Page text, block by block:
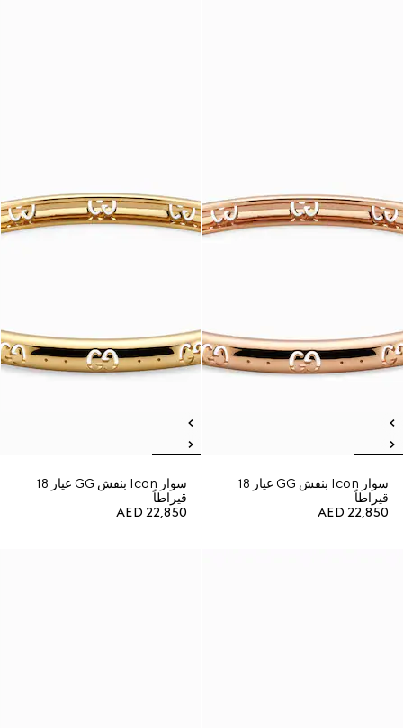
سوار Icon بنقش GG عيار 18
قيراطاً
AED 22,850
سوار Icon بنقش GG عيار 18
قيراطاً
AED 22,850